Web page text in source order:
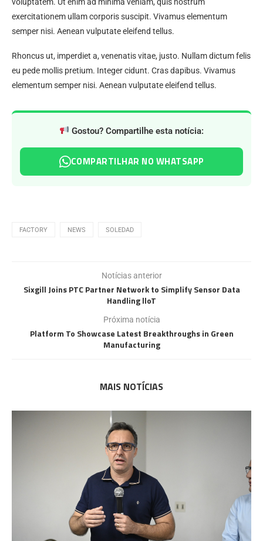
exercitationem ullam corporis suscipit. Vivamus elementum
semper nisi. Aenean vulputate eleifend tellus.
Rhoncus ut, imperdiet a, venenatis vitae, justo. Nullam dictum felis
eu pede mollis pretium. Integer cidunt. Cras dapibus. Vivamus
elementum semper nisi. Aenean vulputate eleifend tellus.
Gostou? Compartilhe esta notícia:
COMPARTILHAR NO WHATSAPP
FACTORY NEWS SOLEDAD
Notícias anterior
Sixgill Joins PTC Partner Network to Simplify Sensor Data
Handling lloT
Próxima notícia
Platform To Showcase Latest Breakthroughs in Green
Manufacturing
MAIS NOTÍCIAS